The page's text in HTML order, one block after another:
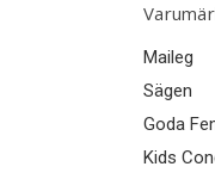
Maileg
Sägen
Goda
Kids